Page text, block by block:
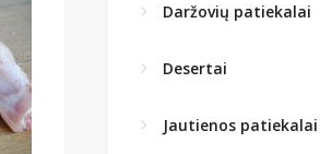
Daržovių patiekalai
Desertai
Jautienos patiekalai